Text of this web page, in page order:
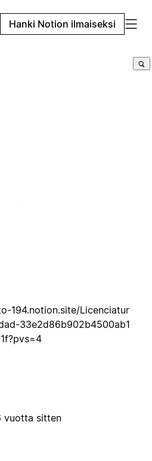
Hanki Notion ilmaiseksi
194.notion.site/Licenciatur
33e2d86b902b4500ab1
vuotta sitten